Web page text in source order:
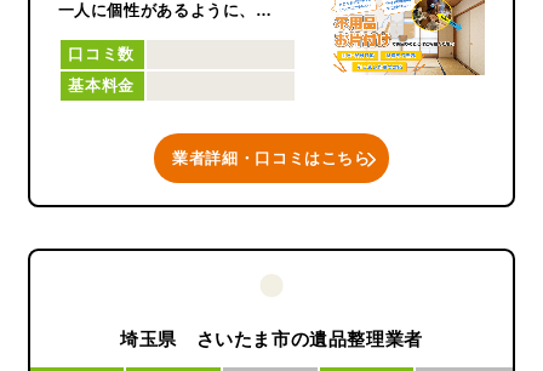
一人に個性があるように、
お客様ごとに出来るサービスも
それぞれ違うと思っておりま
す。
あるオンリーワンを目指しま
口コミ数
基本料金
業者詳細・口コミはこちら
埼玉県 さいたま市の遺品整理業者